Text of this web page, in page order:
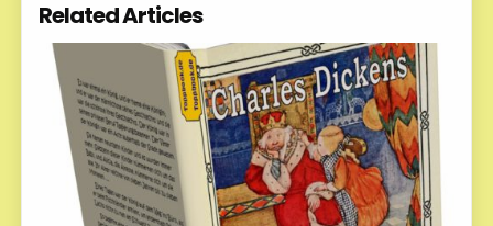
Related Articles